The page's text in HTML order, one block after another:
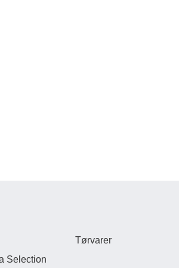
Selection
Tørvarer